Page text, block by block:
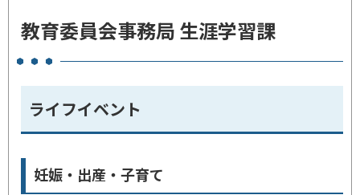
教育委員会事務局 生涯学習課
ライフイベント
妊娠・出産・子育て